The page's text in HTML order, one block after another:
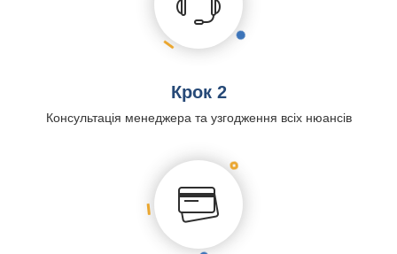
Крок 2
Консультація менеджера та узгодження всіх нюансів